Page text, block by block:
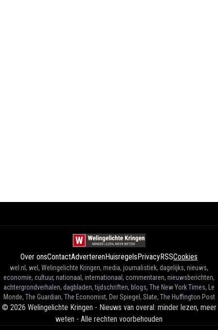
Over onsContactAdverterenHuisregelsPrivacyRSSCookies
wel.nl, wel, Welingelichte Kringen, media, journalistiek, dagelijks, nieuws,
economie, cultuur, nationaal, internationaal, commentaren, nieuwsberichten,
achtergrondverhalen, dagbladen, tijdschriften, blogs, The New York Times, Le
Monde, The Guardian, The Economist, Der Spiegel, Slate, The Huffington Post
© 2026 Welingelichte Kringen - Nieuws van overal: minder lezen, meer
weten - Alle rechten voorbehouden